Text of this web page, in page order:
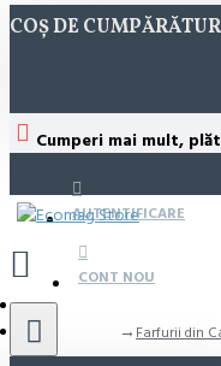
COȘ DE
Cumperi mai mult,
AUTENTIFICARE
CONT NOU
Farfurii din